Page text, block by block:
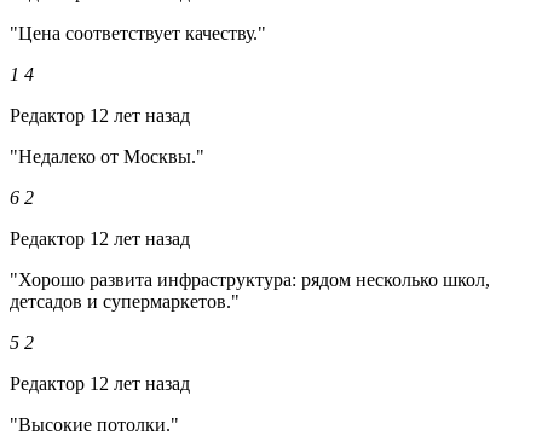
"Цена соответствует качеству."
1 4
Редактор 12 лет назад
"Недалеко от Москвы."
6 2
Редактор 12 лет назад
"Хорошо развита инфраструктура: рядом несколько школ,
детсадов и супермаркетов."
5 2
Редактор 12 лет назад
"Высокие потолки."